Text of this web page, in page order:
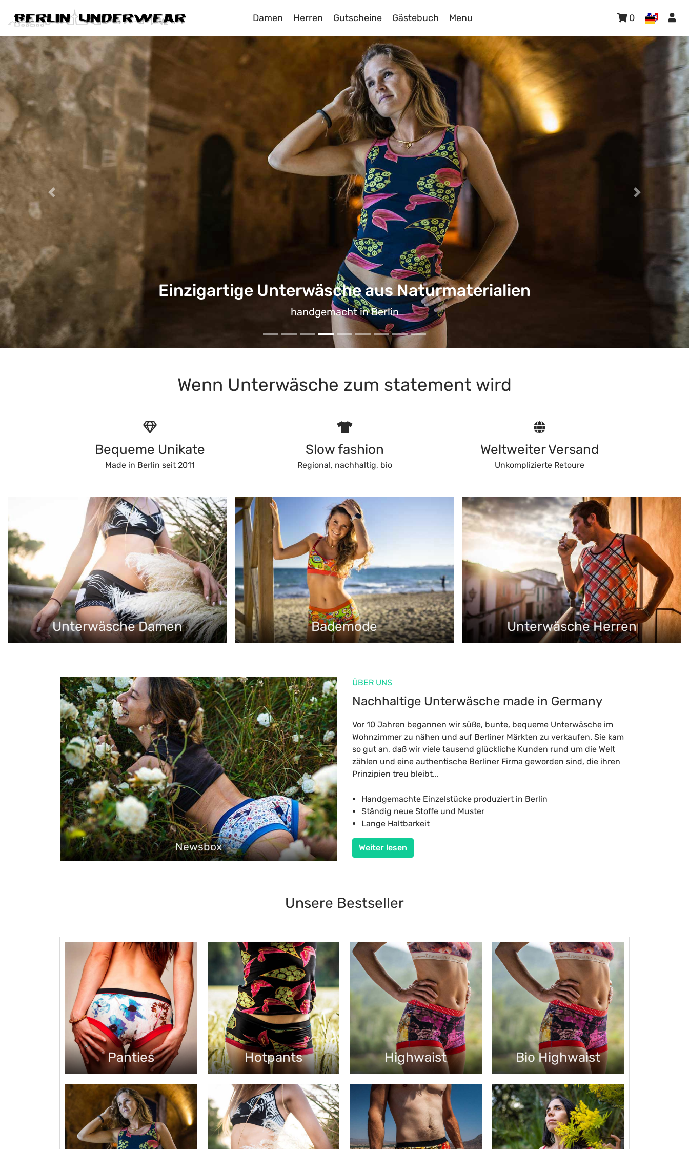
Damen Herren Gutscheine Gästebuch Menu 0
Unterwäsche aus Baumwolle für Herren
auch im Set
Wenn Unterwäsche zum statement wird
Bequeme Unikate
Made in Berlin seit 2011
Slow fashion
Regional, nachhaltig, bio
Weltweiter Versand
Unkomplizierte Retoure
Unterwäsche Damen Bademode Unterwäsche Herren
Newsbox
ÜBER UNS
Nachhaltige Unterwäsche made in Germany
Vor 10 Jahren begannen wir süße, bunte, bequeme Unterwäsche im
Wohnzimmer zu nähen und auf Berliner Märkten zu verkaufen. Sie kam
so gut an, daß wir viele tausend glückliche Kunden rund um die Welt
zählen und eine authentische Berliner Firma geworden sind, die ihren
Prinzipien treu bleibt...
Handgemachte Einzelstücke produziert in Berlin
Ständig neue Stoffe und Muster
Lange Haltbarkeit
Weiter lesen
Unsere Bestseller
Panties Hotpants Highwaist Bio Highwaist